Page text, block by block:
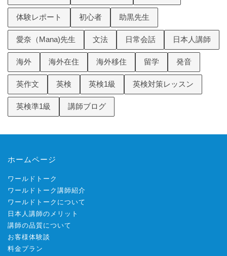
体験レポート 初心者 助黒先生
愛奈（Mana)先生 文法 日常会話 日本人講師
海外 海外在住 海外移住 留学 発音
英作文 英検 英検1級 英検対策レッスン
英検準1級 講師ブログ
ホームページ
ワールドトーク
ワールドトーク講師紹介
ワールドトークについて
日本人講師のメリット
講師の品質について
お客様体験談
料金プラン